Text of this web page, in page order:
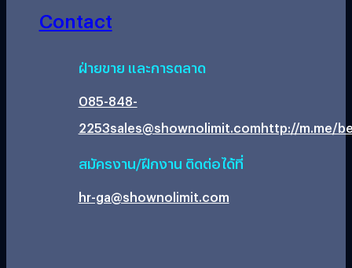
Contact
ฝ่ายขาย และการตลาด
085-848-
2253sales@shownolimit.comhttp://m.me/
สมัครงาน/ฝึกงาน ติดต่อได้ที่
hr-ga@shownolimit.com